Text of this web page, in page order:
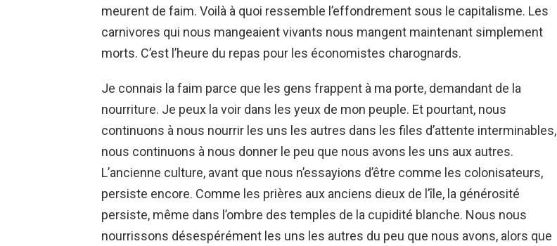
meurent de faim. Voilà à quoi ressemble l’effondrement sous le capitalisme. Les
carnivores qui nous mangeaient vivants nous mangent maintenant simplement
morts. C’est l’heure du repas pour les économistes charognards.
Je connais la faim parce que les gens frappent à ma porte, demandant de la
nourriture. Je peux la voir dans les yeux de mon peuple. Et pourtant, nous
continuons à nous nourrir les uns les autres dans les files d’attente interminables,
nous continuons à nous donner le peu que nous avons les uns aux autres.
L’ancienne culture, avant que nous n’essayions d’être comme les colonisateurs,
persiste encore. Comme les prières aux anciens dieux de l’île, la générosité
persiste, même dans l’ombre des temples de la cupidité blanche. Nous nous
nourrissons désespérément les uns les autres du peu que nous avons, alors que